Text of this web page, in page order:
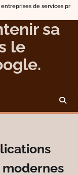
professionnels
Le
sa
le